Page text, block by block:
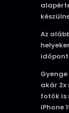
Az
akár
fotók is
iPhone